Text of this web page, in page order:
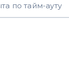
по тайм-ауту